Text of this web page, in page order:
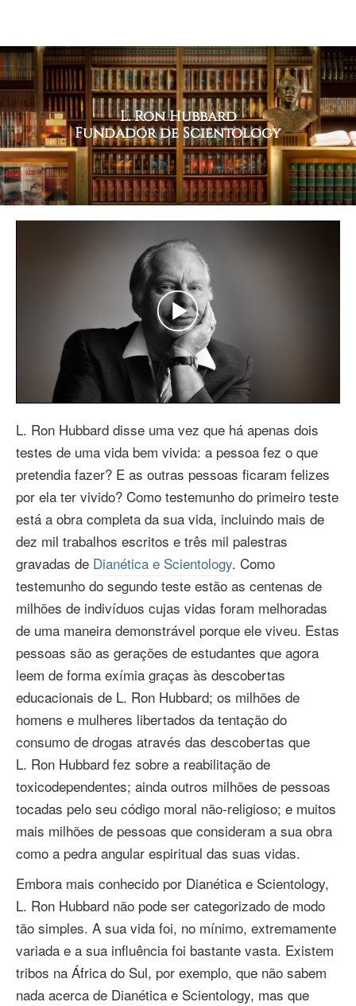
L. Ron Hubbard
Fundador de Scientology
Play
Video
L. Ron Hubbard disse uma vez que há apenas dois
testes de uma vida bem vivida: a pessoa fez o que
pretendia fazer? E as outras pessoas ficaram felizes
por ela ter vivido? Como testemunho do primeiro teste
está a obra completa da sua vida, incluindo mais de
dez mil trabalhos escritos e três mil palestras
gravadas de Dianética e Scientology. Como
testemunho do segundo teste estão as centenas de
milhões de indivíduos cujas vidas foram melhoradas
de uma maneira demonstrável porque ele viveu. Estas
pessoas são as gerações de estudantes que agora
leem de forma exímia graças às descobertas
educacionais de L. Ron Hubbard; os milhões de
homens e mulheres libertados da tentação do
consumo de drogas através das descobertas que
L. Ron Hubbard fez sobre a reabilitação de
toxicodependentes; ainda outros milhões de pessoas
tocadas pelo seu código moral não‑religioso; e muitos
mais milhões de pessoas que consideram a sua obra
como a pedra angular espiritual das suas vidas.
Embora mais conhecido por Dianética e Scientology,
L. Ron Hubbard não pode ser categorizado de modo
tão simples. A sua vida foi, no mínimo, extremamente
variada e a sua influência foi bastante vasta. Existem
tribos na África do Sul, por exemplo, que não sabem
nada acerca de Dianética e Scientology, mas que